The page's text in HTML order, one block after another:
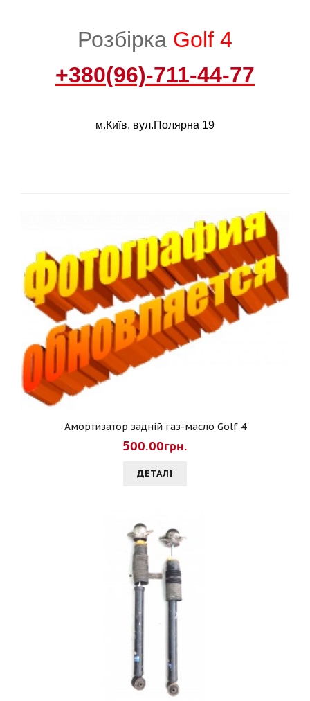
Розбірка Golf 4
+380(96)-711-44-77
м.Київ, вул.Полярна 19
Амортизатор задній газ-масло Golf 4
500.00грн.
ДЕТАЛI